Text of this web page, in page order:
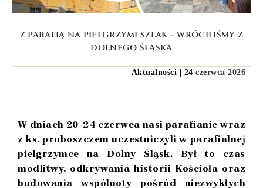
Z PARAFIĄ NA PIELGRZYMI SZLAK – WRÓCILIŚMY Z
DOLNEGO ŚLĄSKA
Aktualności | 24 czerwca 2026
W dniach 20-24 czerwca nasi parafianie wraz
z ks. proboszczem uczestniczyli w parafialnej
pielgrzymce na Dolny Śląsk. Był to czas
modlitwy, odkrywania historii Kościoła oraz
budowania wspólnoty pośród niezwykłych